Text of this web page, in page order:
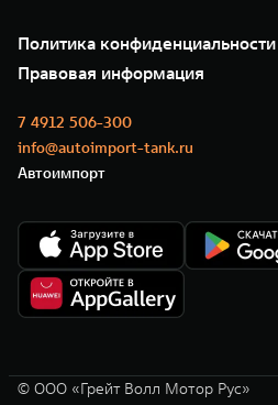
Сервис
Нулевое ТО
Моторные масла
35 лет GWM
GWM ТЕХ ДЕНЬ
Новости
Политика конфиденциальности
Правовая информация
7 4912 506-300
info@autoimport-tank.ru
Автоимпорт
© ООО «Грейт Волл Мотор Рус»